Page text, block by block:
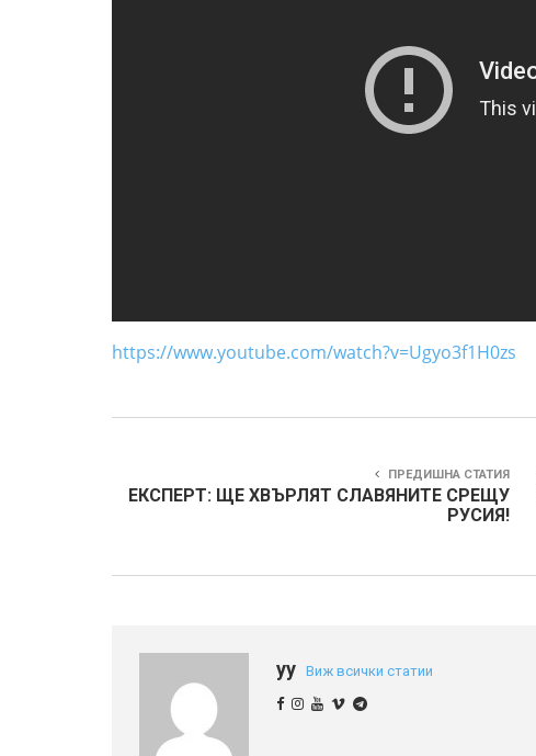
https://www.youtube.com/watch?v=Ugyo3f1H0zs
ПРЕДИШНА СТАТИЯ
ЕКСПЕРТ: ЩЕ ХВЪРЛЯТ СЛАВЯНИТЕ СРЕЩУ
РУСИЯ!
yy Виж всички статии